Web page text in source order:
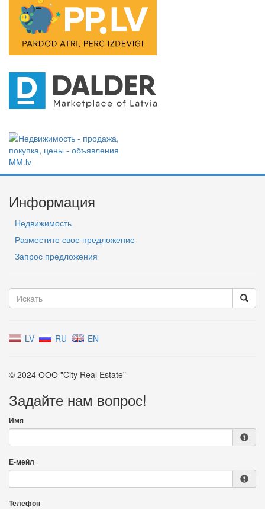
Информация
Недвижимость
Разместите свое предложение
Запрос предложения
LV RU EN
© 2024 ООО "City Real Estate"
Задайте нам вопрос!
Имя
Е-мейл
Телефон